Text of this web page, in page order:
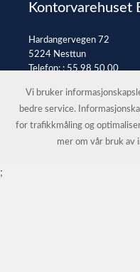
Kontorvarehuset
Hardangervegen 72
5224 Nesttun
Telefon: :55 98 50 00
© Kontorvarehuset
Vi bruker
bedre service.
for trafikkmåling og
mer om vår bruk av
;